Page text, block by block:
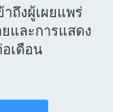
ถึงผู้เผยแพร่
และการแสดง
เดือน